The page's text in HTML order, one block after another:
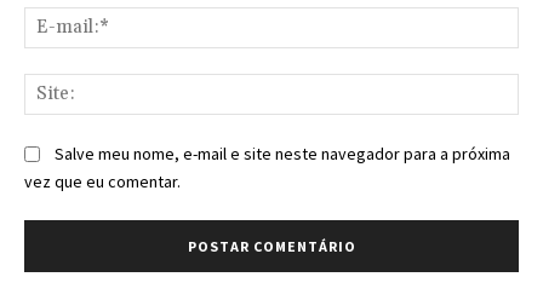
Salve meu nome, e-mail e site neste navegador para a próxima
vez que eu comentar.